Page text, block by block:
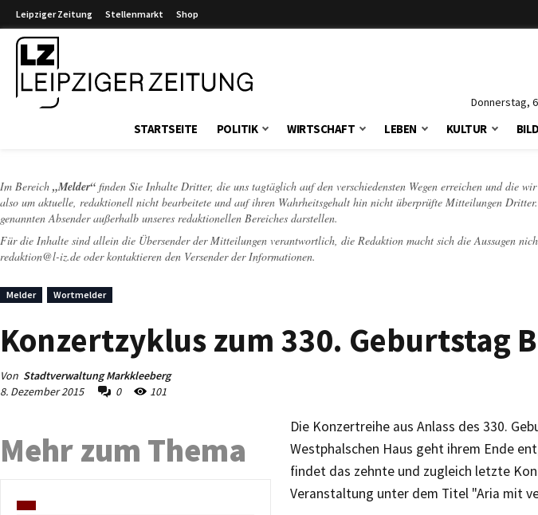
Leipziger Zeitung Stellenmarkt Shop
Donnerstag,
STARTSEITE POLITIK WIRTSCHAFT LEBEN KULTUR
Im Bereich „Melder“ finden Sie Inhalte Dritter, die uns tagtäglich auf den verschiedensten Wegen erreichen und die
also um aktuelle, redaktionell nicht bearbeitete und auf ihren Wahrheitsgehalt hin nicht überprüfte Mitteilungen
genannten Absender außerhalb unseres redaktionellen Bereiches darstellen.
Für die Inhalte sind allein die Übersender der Mitteilungen verantwortlich, die Redaktion macht sich die Aussagen
redaktion@l-iz.de oder kontaktieren den Versender der Informationen.
Melder Wortmelder
Konzertzyklus zum 330. Geburtstag
Von Stadtverwaltung Markkleeberg
8. Dezember 2015
0 101
Die Konzertreihe aus Anlass des 330.
Westphalschen Haus geht ihrem Ende
findet das zehnte und zugleich letzte
Veranstaltung unter dem Titel "Aria mit
Mehr zum Thema